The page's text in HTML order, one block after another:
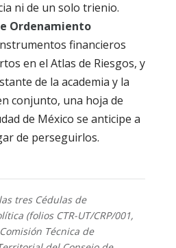
ni de un solo trienio.
Ordenamiento
financieros
en el Atlas de Riesgos, y
de la academia y la
conjunto, una hoja de
de México se anticipe a
de perseguirlos.
tres Cédulas de
(folios CTR-UT/CRP/001,
Técnica de